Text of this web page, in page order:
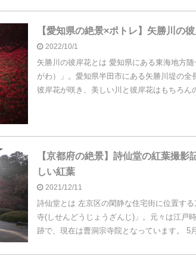
【愛知県の絶景×ポトレ】矢勝川の
2022/10/1
矢勝川の彼岸花とは 愛知県にある東海地方
がわ）」。愛知県半田市にある矢勝川堤の
彼岸花が咲き、美しい川と彼岸花はもちろん
【京都府の絶景】詩仙堂の紅葉撮影
しい紅葉
2021/12/11
詩仙堂とは 左京区の閑静な住宅街に位置す
寺(しせんどうじょうざんじ)」。元々は江戸
跡で、現在は曹洞宗寺院となっています。 5